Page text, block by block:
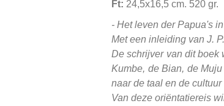
Ft: 24,5x16,5 cm. 520 gr.
- Het leven der Papua's
Met een inleiding van J.
De schrijver van dit boek
Kumbe, de Bian, de
naar de taal en de
Van deze oriëntatiereis